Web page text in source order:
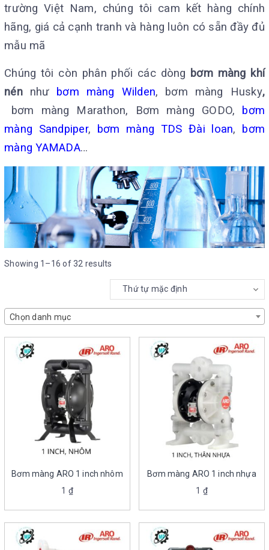
trường Việt Nam, chúng tôi cam kết hàng chính
hãng, giá cả cạnh tranh và hàng luôn có sẵn đầy đủ
mẫu mã
Chúng tôi còn phân phối các dòng bơm màng khí
nénnhư bơm màng Wilden, bơm màng Husky,
bơm màng Marathon, Bơm màng GODO, bơm
màng Sandpiper, bơm màng TDS Đài loan, bơm
màng YAMADA…
Showing 1–16 of 32 results
Chọn danh mục
Bơm màng ARO 1 inch nhôm
1 ₫
Bơm màng ARO 1 inch nhựa
1 ₫